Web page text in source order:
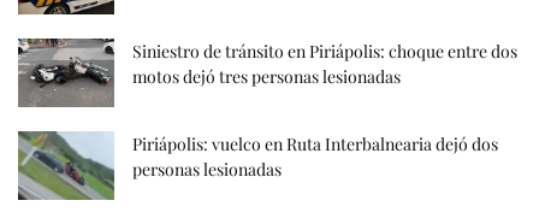
Siniestro de tránsito en Piriápolis: choque entre dos
motos dejó tres personas lesionadas
Piriápolis: vuelco en Ruta Interbalnearia dejó dos
personas lesionadas